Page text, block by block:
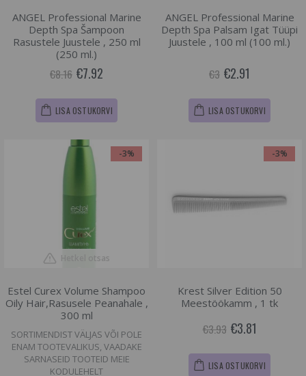
ANGEL Professional Marine
Depth Spa Šampoon
Rasustele Juustele , 250 ml
(250 ml.)
€8.16 €7.92
LISA OSTUKORVI
ANGEL Professional Marine
Depth Spa Palsam Igat Tüüpi
Juustele , 100 ml (100 ml.)
€3 €2.91
LISA OSTUKORVI
-3%
Hetkel otsas
Estel Curex Volume Shampoo
Oily Hair,Rasusele Peanahale ,
300 ml
SORTIMENDIST VÄLJAS VÕI POLE
ENAM TOOTEVALIKUS, VAADAKE
SARNASEID TOOTEID MEIE
KODULEHELT
-3%
Krest Silver Edition 50
Meestöökamm , 1 tk
€3.93 €3.81
LISA OSTUKORVI